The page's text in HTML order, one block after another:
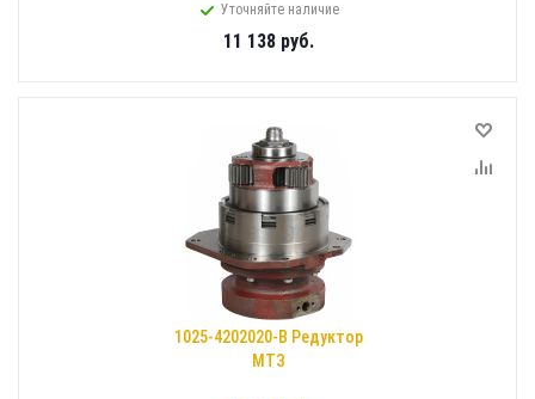
Уточняйте наличие
11 138руб.
1025-4202020-В Редуктор
МТЗ